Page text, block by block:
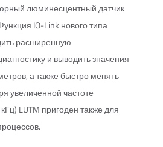
люминесцентный датчик
IO-Link нового типа
расширенную
и выводить значения
а также быстро менять
увеличенной частоте
LUTM пригоден также для